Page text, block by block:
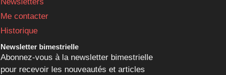
Me contacter
Historique
Newsletter bimestrielle
Abonnez-vous à la newsletter bimestrielle
pour recevoir les nouveautés et articles